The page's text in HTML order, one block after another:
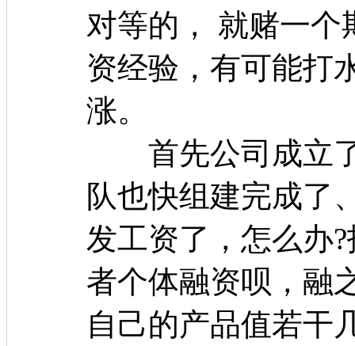
对等的， 就赌一
资经验，有可能打
涨。
首先公司成立了
队也快组建完成了
发工资了，怎么办
者个体融资呗，融
自己的产品值若干